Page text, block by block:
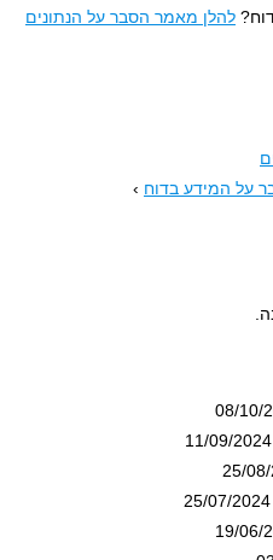
להלן מאמר הסבר על הנתונים
בדוח ›
11/
25/